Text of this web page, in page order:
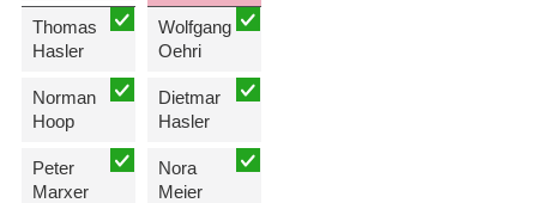
Thomas
Hasler
Norman
Hoop
Peter
Marxer
Wolfgang
Oehri
Dietmar
Hasler
Nora
Meier